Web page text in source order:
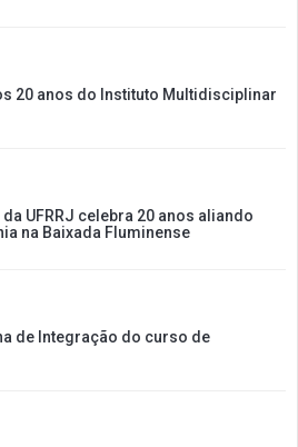
20 anos do Instituto Multidisciplinar
UFRRJ celebra 20 anos aliando
na Baixada Fluminense
de Integração do curso de